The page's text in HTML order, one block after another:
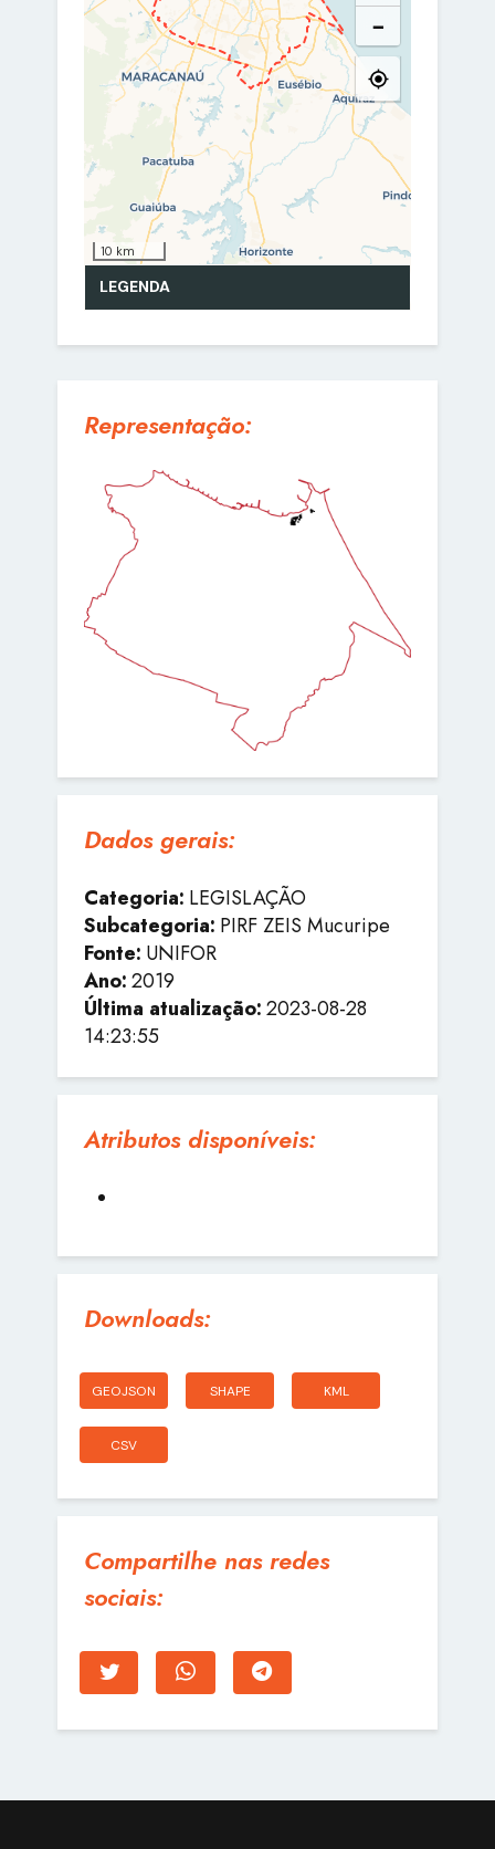
Representação:
Dados gerais:
Categoria: LEGISLAÇÃO
Subcategoria: PIRF ZEIS Mucuripe
Fonte: UNIFOR
Ano:2019
Última atualização:2023-08-28
14:23:55
Atributos disponíveis:
Downloads:
GEOJSON SHAPE KML
CSV
Compartilhe nas redes
sociais: